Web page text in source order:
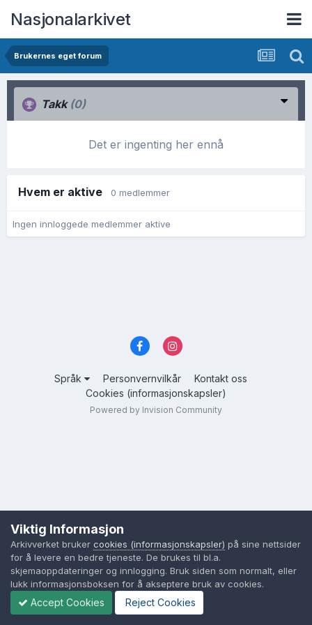
Nasjonalarkivet
Brukernes eget forum
Takk (0)
Det er ingenting her ennå
Hvem er aktive 0 medlemmer
Ingen innloggede medlemmer aktive
Språk Personvernvilkår
Kontakt oss
Cookies (informasjonskapsler)
Powered by Invision Community
Viktig Informasjon
Arkivverket bruker cookies (informasjonskapsler) på sine nettsider
for å levere en bedre tjeneste. De brukes til bl.a.
skjemaoppdateringer og innlogging. Bruk siden som normalt, eller
lukk informasjonsboksen for å akseptere bruk av cookies.
Accept Cookies Reject Cookies